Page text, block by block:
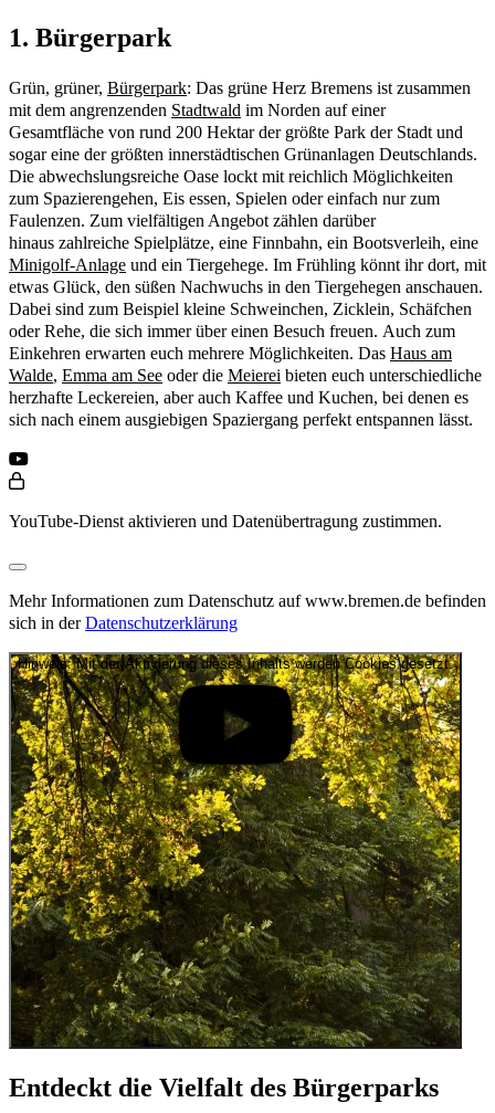
1. Bürgerpark
Grün, grüner, Bürgerpark: Das grüne Herz Bremens ist zusammen
mit dem angrenzenden Stadtwald im Norden auf einer
Gesamtfläche von rund 200 Hektar der größte Park der Stadt und
sogar eine der größten innerstädtischen Grünanlagen Deutschlands.
Die abwechslungsreiche Oase lockt mit reichlich Möglichkeiten
zum Spazierengehen, Eis essen, Spielen oder einfach nur zum
Faulenzen. Zum vielfältigen Angebot zählen darüber
hinaus zahlreiche Spielplätze, eine Finnbahn, ein Bootsverleih, eine
Minigolf-Anlage und ein Tiergehege. Im Frühling könnt ihr dort, mit
etwas Glück, den süßen Nachwuchs in den Tiergehegen anschauen.
Dabei sind zum Beispiel kleine Schweinchen, Zicklein, Schäfchen
oder Rehe, die sich immer über einen Besuch freuen. Auch zum
Einkehren erwarten euch mehrere Möglichkeiten. Das Haus am
Walde, Emma am See oder die Meierei bieten euch unterschiedliche
herzhafte Leckereien, aber auch Kaffee und Kuchen, bei denen es
sich nach einem ausgiebigen Spaziergang perfekt entspannen lässt.
YouTube-Dienst aktivieren und Datenübertragung zustimmen.
Mehr Informationen zum Datenschutz auf www.bremen.de befinden
sich in derDatenschutzerklärung
Hinweis: Mit der Aktivierung dieses Inhalts werden Cookies gesetzt.
Entdeckt die Vielfalt des Bürgerparks